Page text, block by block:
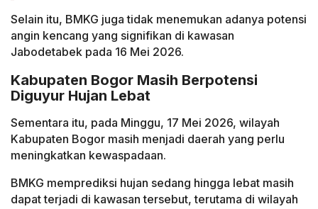
Selain itu, BMKG juga tidak menemukan adanya potensi
angin kencang yang signifikan di kawasan
Jabodetabek pada 16 Mei 2026.
Kabupaten Bogor Masih Berpotensi
Diguyur Hujan Lebat
Sementara itu, pada Minggu, 17 Mei 2026, wilayah
Kabupaten Bogor masih menjadi daerah yang perlu
meningkatkan kewaspadaan.
BMKG memprediksi hujan sedang hingga lebat masih
dapat terjadi di kawasan tersebut, terutama di wilayah